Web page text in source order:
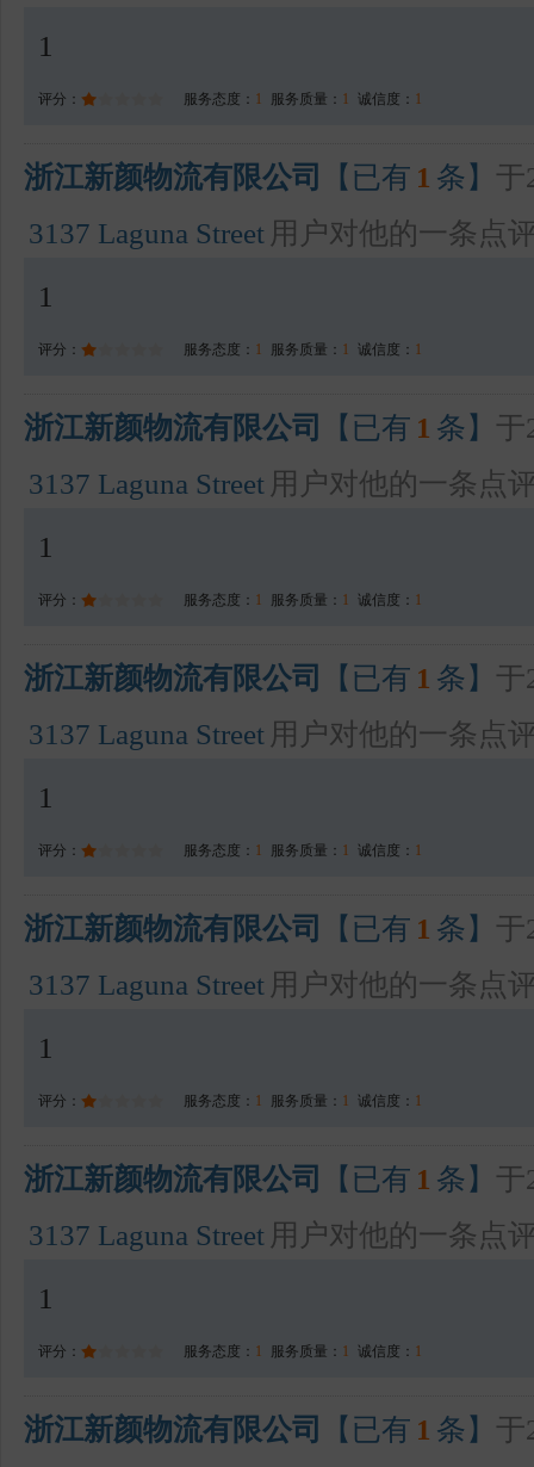
1
评分： 服务态度： 1 服务质量： 1 诚信度： 1
浙江新颜物流有限公司 【已有 1 条】 于
3137 Laguna Street 用户对他的一条点
1
评分： 服务态度： 1 服务质量： 1 诚信度： 1
浙江新颜物流有限公司 【已有 1 条】 于
3137 Laguna Street 用户对他的一条点
1
评分： 服务态度： 1 服务质量： 1 诚信度： 1
浙江新颜物流有限公司 【已有 1 条】 于
3137 Laguna Street 用户对他的一条点
1
评分： 服务态度： 1 服务质量： 1 诚信度： 1
浙江新颜物流有限公司 【已有 1 条】 于
3137 Laguna Street 用户对他的一条点
1
评分： 服务态度： 1 服务质量： 1 诚信度： 1
浙江新颜物流有限公司 【已有 1 条】 于
3137 Laguna Street 用户对他的一条点
1
评分： 服务态度： 1 服务质量： 1 诚信度： 1
浙江新颜物流有限公司 【已有 1 条】 于